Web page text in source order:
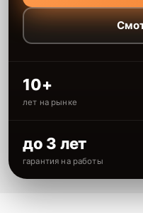
10+
лет на рынке
до 3 лет
гарантия на работы